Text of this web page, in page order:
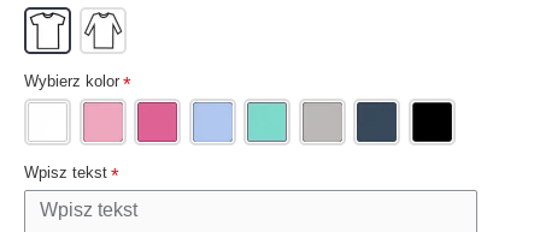
Wybierz kolor
Wpisz tekst